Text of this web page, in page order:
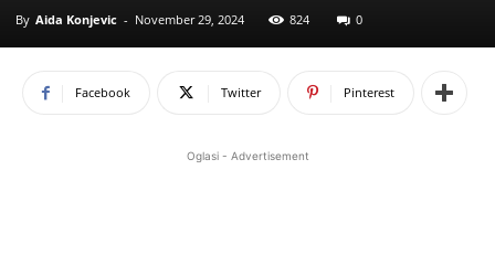
By Aida Konjevic - November 29, 2024 824 0
Facebook Twitter Pinterest
Oglasi - Advertisement